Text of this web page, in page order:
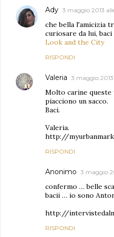
Ady 3 maggio 2013
che bella l'amicizia
curiosare da lui, baci
Look and the City
RISPONDI
Valeria 3 maggio 2013
Molto carine queste
piacciono un sacco.
Baci.
Valeria.
http://
RISPONDI
Anonimo 3 maggio
confermo … belle
bacii … io sono
http://
RISPONDI